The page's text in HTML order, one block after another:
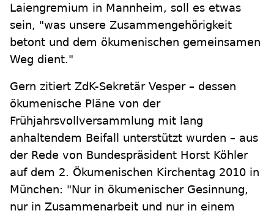
Laiengremium in Mannheim, soll es etwas
sein, "was unsere Zusammengehörigkeit
betont und dem ökumenischen gemeinsamen
Weg dient."
Gern zitiert ZdK-Sekretär Vesper – dessen
ökumenische Pläne von der
Frühjahrsvollversammlung mit lang
anhaltendem Beifall unterstützt wurden – aus
der Rede von Bundespräsident Horst Köhler
auf dem 2. Ökumenischen Kirchentag 2010 in
München: "Nur in ökumenischer Gesinnung,
nur in Zusammenarbeit und nur in einem